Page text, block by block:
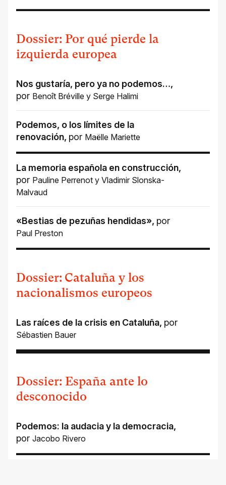
Dossier: Por qué pierde la
izquierda europea
Nos gustaría, pero ya no podemos…,
por Benoît Bréville y Serge Halimi
Podemos, o los límites de la
renovación, por Maëlle Mariette
La memoria española en construcción,
por Pauline Perrenot y Vladimir Slonska-
Malvaud
«Bestias de pezuñas hendidas», por
Paul Preston
Dossier: Cataluña y los
nacionalismos europeos
Las raíces de la crisis en Cataluña, por
Sébastien Bauer
Dossier: España ante lo
desconocido
Podemos: la audacia y la democracia,
por Jacobo Rivero